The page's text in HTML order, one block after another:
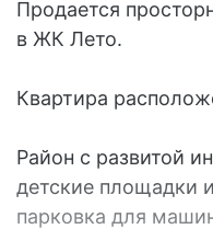
Продается
в ЖК Лето.
Квартира
Район с развитой
детские площадки
парковка для